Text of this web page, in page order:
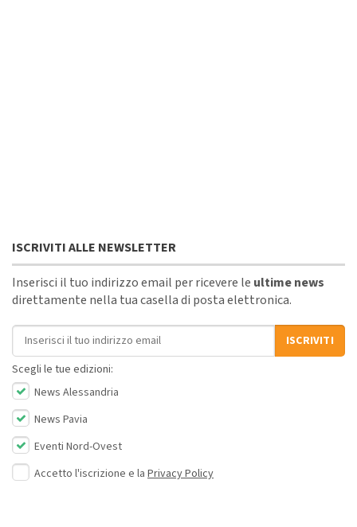
ISCRIVITI ALLE NEWSLETTER
Inserisci il tuo indirizzo email per ricevere le ultime news
direttamente nella tua casella di posta elettronica.
Indirizzo email
ISCRIVITI
Scegli le tue edizioni:
News Alessandria
News Pavia
Eventi Nord-Ovest
Accetto l'iscrizione e la Privacy Policy